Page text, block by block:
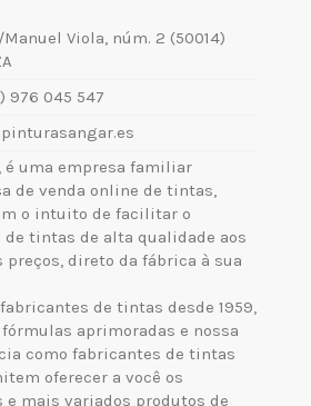
Manuel Viola, núm. 2 (50014)
976 045 547
é uma empresa familiar
de venda online de tintas,
o intuito de facilitar o
de tintas de alta qualidade aos
preços, direto da fábrica à sua
de tintas desde 1959,
fórmulas aprimoradas e nossa
como fabricantes de tintas
oferecer a você os
e mais variados produtos de